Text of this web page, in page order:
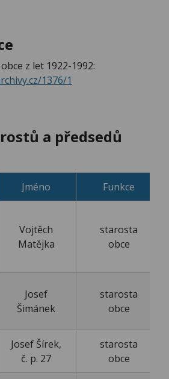
z let 1922-1992:
1376/1
a předsedů
Jméno Funkce
Vojtěch
Matějka
starosta
obce
Josef
Šimánek
starosta
obce
Josef Šírek,
č. p. 27
starosta
obce